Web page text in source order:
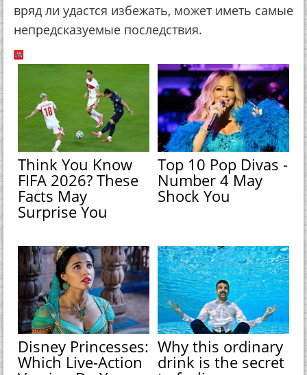
вряд ли удастся избежать, может иметь самые
непредсказуемые последствия.
Think You Know
FIFA 2026? These
Facts May
Surprise You
Top 10 Pop Divas -
Number 4 May
Shock You
Disney Princesses:
Which Live-Action
Why this ordinary
drink is the secret